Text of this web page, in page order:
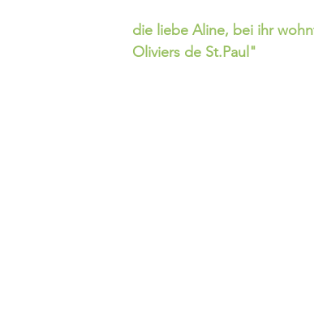
die liebe Aline, bei ihr
Oliviers de St.Paul"